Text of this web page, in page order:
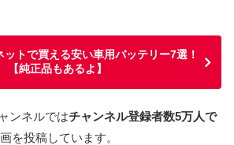
ットで買える安い車用バッテリー7選！
【純正品もあるよ】
ンネルではチャンネル登録者数5万人で
を投稿しています。